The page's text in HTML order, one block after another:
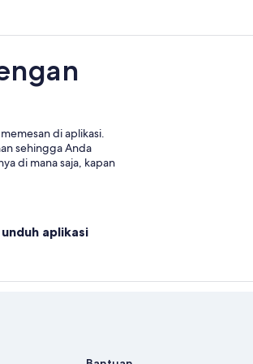
di aplikasi.
sehingga Anda
di mana saja, kapan
aplikasi